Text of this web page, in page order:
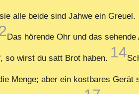
alle beide sind Jahwe ein Greuel.
Das hörende Ohr und das
so wirst du satt Brot haben. 14
Menge; aber ein kostbares Gerät